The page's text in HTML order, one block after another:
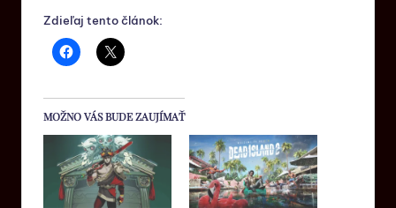
Zdieľaj tento článok:
MOŽNO VÁS BUDE ZAUJÍMAŤ